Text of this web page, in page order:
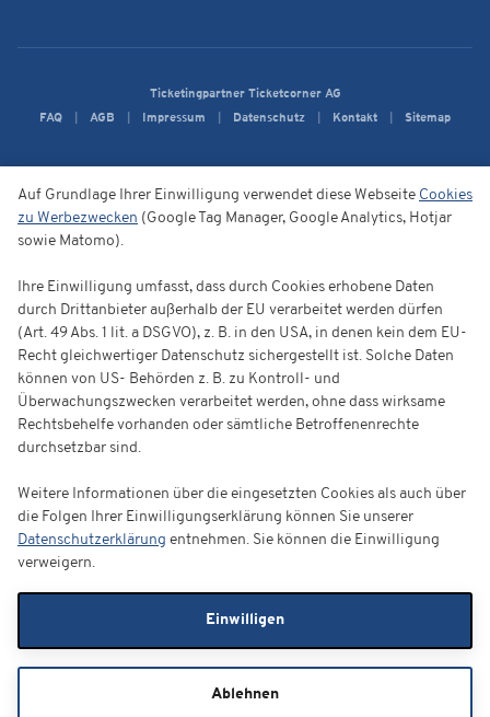
Ticketingpartner Ticketcorner AG
FAQ
AGB Impressum Datenschutz Kontakt Sitemap
Auf Grundlage Ihrer Einwilligung verwendet diese Webseite Cookies
zu Werbezwecken (Google Tag Manager, Google Analytics, Hotjar
sowie Matomo).
Ihre Einwilligung umfasst, dass durch Cookies erhobene Daten
durch Drittanbieter außerhalb der EU verarbeitet werden dürfen
(Art. 49 Abs. 1 lit. a DSGVO), z. B. in den USA, in denen kein dem EU-
Recht gleichwertiger Datenschutz sichergestellt ist. Solche Daten
können von US- Behörden z. B. zu Kontroll- und
Überwachungszwecken verarbeitet werden, ohne dass wirksame
Rechtsbehelfe vorhanden oder sämtliche Betroffenenrechte
durchsetzbar sind.
Weitere Informationen über die eingesetzten Cookies als auch über
die Folgen Ihrer Einwilligungserklärung können Sie unserer
Datenschutzerklärung entnehmen. Sie können die Einwilligung
verweigern.
Einwilligen
Ablehnen